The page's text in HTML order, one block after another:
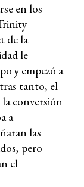
en los
de la
le
y empezó a
tanto, el
conversión
a
las
pero
el